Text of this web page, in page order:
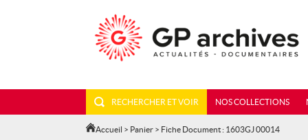
RECHERCHER ET VOIR NOS COLLECTIONS
Accueil > Panier > Fiche Document : 1603GJ 00014